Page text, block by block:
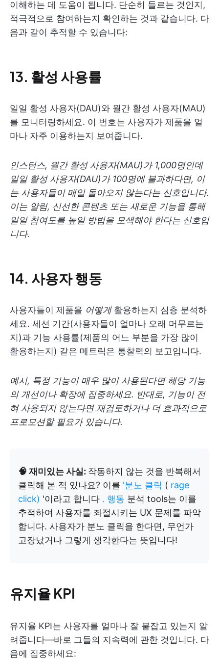
이해하는 데 도움이 됩니다. 단순히 들르는 것인지,
적극적으로 참여하는지 확인하는 것과 같습니다. 다
음과 같이 추적할 수 있습니다:
13. 활성 사용률
일일 활성 사용자(DAU)와 월간 활성 사용자(MAU)
를 모니터링하세요. 이 번호는 사용자가 제품을 얼
마나 자주 이용하는지 보여줍니다.
인스턴스, 월간 활성 사용자(MAU)가 1,000명인데
일일 활성 사용자(DAU)가 100명에 불과하다면, 이
는 사용자들이 매일 돌아오지 않는다는 신호입니다.
이는 알림, 신선한 콘텐츠 또는 새로운 기능을 통해
일일 참여도를 높일 방법을 모색해야 한다는 신호입
니다.
14. 사용자 행동
사용자들이 제품을 어떻게활용하는지 심층 분석하
세요. 세션 기간(사용자들이 얼마나 오래 머무르는
지)과 기능 사용률(제품의 어느 부분을 가장 많이
활용하는지) 같은 메트릭은 통찰력의 보고입니다.
예시, 특정 기능이 매우 많이 사용된다면 해당 기능
의 개선이나 확장에 집중하세요. 반대로, 기능이 전
혀 사용되지 않는다면 재검토하거나 더 효과적으로
프로모션할 필요가 있습니다.
🧠 재미있는 사실: 작동하지 않는 것을 반복해서
클릭해 본 적 있나요? 이를 '분노 클릭 ( rage
click) '이라고 합니다 . 행동 분석 tools는 이를
추적하여 사용자를 좌절시키는 UX 문제를 파악
합니다. 사용자가 분노 클릭을 한다면, 무언가
고장났거나 그렇게 생각한다는 뜻입니다!
유지율 KPI
유지율 KPI는 사용자를 얼마나 잘 붙잡고 있는지 알
려줍니다—바로 그들의 지속력에 관한 것입니다. 다
음에 집중하세요: